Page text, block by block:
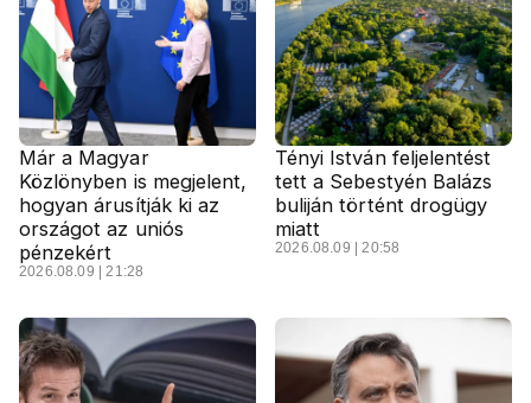
Már a Magyar
Közlönyben is megjelent,
hogyan árusítják ki az
országot az uniós
pénzekért
2026.08.09 | 21:28
Tényi István feljelentést
tett a Sebestyén Balázs
buliján történt drogügy
miatt
2026.08.09 | 20:58